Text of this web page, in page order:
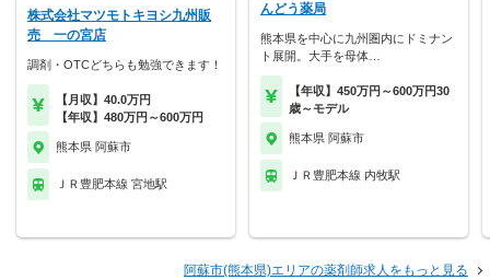
株式会社マツモトキヨシ九州販
売 一の宮店
調剤・OTCどちらも勉強できます！
【月収】40.0万円
【年収】480万円～600万円
熊本県 阿蘇市
ＪＲ豊肥本線 宮地駅
んどう薬局
熊本県を中心に九州圏内にドミナン
ト展開。大手を母体…
【年収】450万円～600万円30
歳～モデル
熊本県 阿蘇市
ＪＲ豊肥本線 内牧駅
阿蘇市(熊本県)エリアの薬剤師求人をもっと見る